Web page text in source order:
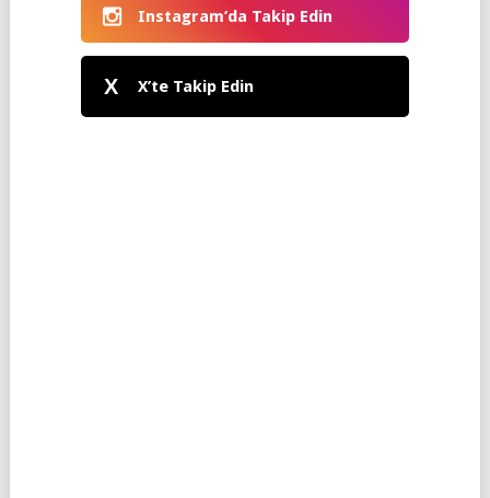
Instagram’da Takip Edin
X X’te Takip Edin